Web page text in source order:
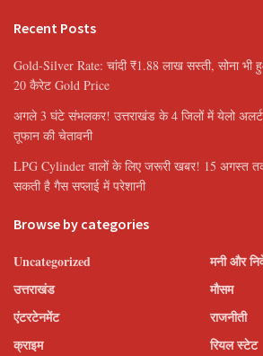
Recent Posts
Gold-Silver Rate: चांदी ₹1.88 लाख सस्ती, सोना
20 कैरेट Gold Price
अगले 3 घंटे संभलकर! उत्तराखंड के 4 जिलों में येलो
तूफान की चेतावनी
LPG Cylinder वालों के लिए जरूरी खबर! 15 अगस्त
सकती है गैस सप्लाई में परेशानी
Browse by categories
Uncategorized
उत्तराखंड
एंटरटेनमेंट
क्राइम
मनी और
मौसम
राजनीती
रियल स्टेट